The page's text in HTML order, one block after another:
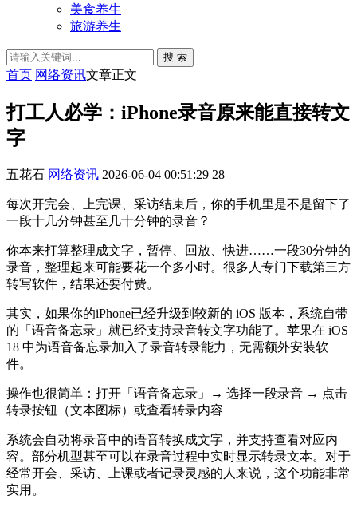
美食养生
旅游养生
搜 索
首页 网络资讯文章正文
打工人必学：iPhone录音原来能直接转文
字
五花石 网络资讯 2026-06-04 00:51:29 28
每次开完会、上完课、采访结束后，你的手机里是不是留下了
一段十几分钟甚至几十分钟的录音？
你本来打算整理成文字，暂停、回放、快进……一段30分钟的
录音，整理起来可能要花一个多小时。很多人专门下载第三方
转写软件，结果还要付费。
其实，如果你的iPhone已经升级到较新的 iOS 版本，系统自带
的「语音备忘录」就已经支持录音转文字功能了。苹果在 iOS
18 中为语音备忘录加入了录音转录能力，无需额外安装软
件。
操作也很简单：打开「语音备忘录」→ 选择一段录音 → 点击
转录按钮（文本图标）或查看转录内容
系统会自动将录音中的语音转换成文字，并支持查看对应内
容。部分机型甚至可以在录音过程中实时显示转录文本。对于
经常开会、采访、上课或者记录灵感的人来说，这个功能非常
实用。